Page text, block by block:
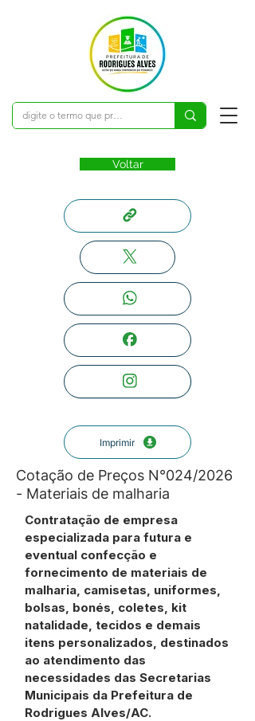
Voltar
Imprimir
Cotação de Preços N°024/2026
- Materiais de malharia
Contratação de empresa
especializada para futura e
eventual confecção e
fornecimento de materiais de
malharia, camisetas, uniformes,
bolsas, bonés, coletes, kit
natalidade, tecidos e demais
itens personalizados, destinados
ao atendimento das
necessidades das Secretarias
Municipais da Prefeitura de
Rodrigues Alves/AC.